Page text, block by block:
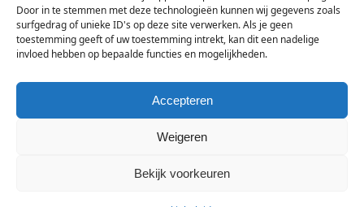
Door in te stemmen met deze technologieën kunnen wij gegevens zoals
surfgedrag of unieke ID's op deze site verwerken. Als je geen
toestemming geeft of uw toestemming intrekt, kan dit een nadelige
invloed hebben op bepaalde functies en mogelijkheden.
Accepteren
Weigeren
Bekijk voorkeuren
je
e-
mailadres
in
Sign Up